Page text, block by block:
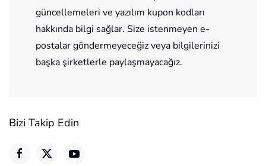
güncellemeleri ve yazılım kupon kodları
hakkında bilgi sağlar. Size istenmeyen e-
postalar göndermeyeceğiz veya bilgilerinizi
başka şirketlerle paylaşmayacağız.
Bizi Takip Edin